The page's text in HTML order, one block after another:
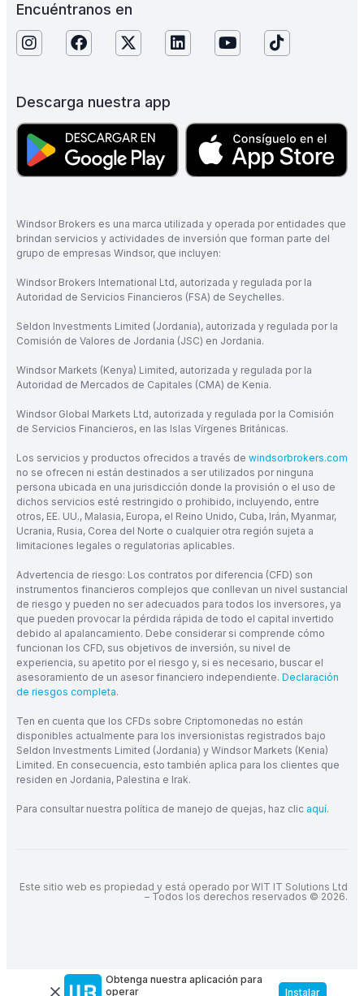
Obtenga nuestra aplicación para
operar
Instalar
Encuéntranos en
Descarga nuestra app
Windsor Brokers es una marca utilizada y operada por entidades que
brindan servicios y actividades de inversión que forman parte del
grupo de empresas Windsor, que incluyen:
Windsor Brokers International Ltd, autorizada y regulada por la
Autoridad de Servicios Financieros (FSA) de Seychelles.
Seldon Investments Limited (Jordania), autorizada y regulada por la
Comisión de Valores de Jordania (JSC) en Jordania.
Windsor Markets (Kenya) Limited, autorizada y regulada por la
Autoridad de Mercados de Capitales (CMA) de Kenia.
Windsor Global Markets Ltd, autorizada y regulada por la Comisión
de Servicios Financieros, en las Islas Vírgenes Británicas.
Los servicios y productos ofrecidos a través de windsorbrokers.com
no se ofrecen ni están destinados a ser utilizados por ninguna
persona ubicada en una jurisdicción donde la provisión o el uso de
dichos servicios esté restringido o prohibido, incluyendo, entre
otros, EE. UU., Malasia, Europa, el Reino Unido, Cuba, Irán, Myanmar,
Ucrania, Rusia, Corea del Norte o cualquier otra región sujeta a
limitaciones legales o regulatorias aplicables.
Advertencia de riesgo: Los contratos por diferencia (CFD) son
instrumentos financieros complejos que conllevan un nivel sustancial
de riesgo y pueden no ser adecuados para todos los inversores, ya
que pueden provocar la pérdida rápida de todo el capital invertido
debido al apalancamiento. Debe considerar si comprende cómo
funcionan los CFD, sus objetivos de inversión, su nivel de
experiencia, su apetito por el riesgo y, si es necesario, buscar el
asesoramiento de un asesor financiero independiente. Declaración
de riesgos completa.
Ten en cuenta que los CFDs sobre Criptomonedas no están
disponibles actualmente para los inversionistas registrados bajo
Seldon Investments Limited (Jordania) y Windsor Markets (Kenia)
Limited. En consecuencia, esto también aplica para los clientes que
residen en Jordania, Palestina e Irak.
Para consultar nuestra política de manejo de quejas, haz clic aquí.
Este sitio web es propiedad y está operado por WIT IT Solutions Ltd
– Todos los derechos reservados © 2026.